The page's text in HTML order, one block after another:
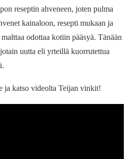
reseptin ahveneen, joten pulma
kainaloon, resepti mukaan ja
odottaa kotiin pääsyä. Tänään
uutta eli yrteillä kuorrutettua
ja katso videolta Teijan vinkit!